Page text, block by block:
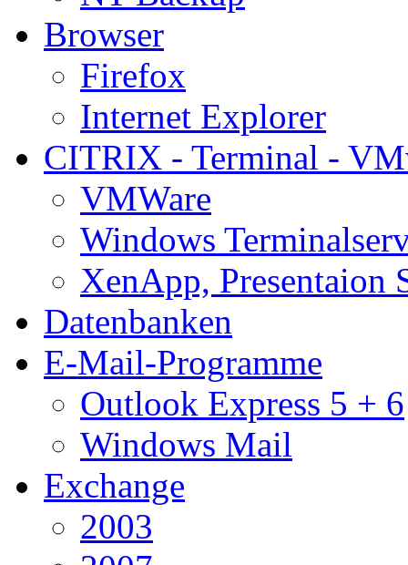
Browser
Firefox
Internet Explorer
CITRIX - Terminal -
VMWare
Windows
XenApp, Presentaion
Datenbanken
E-Mail-Programme
Outlook Express 5 + 6
Windows Mail
Exchange
2003